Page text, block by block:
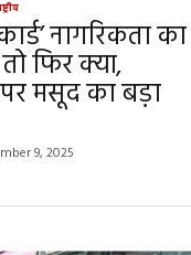
नागरिकता का
फिर क्या,
पर मसूद का बड़ा
9, 2025